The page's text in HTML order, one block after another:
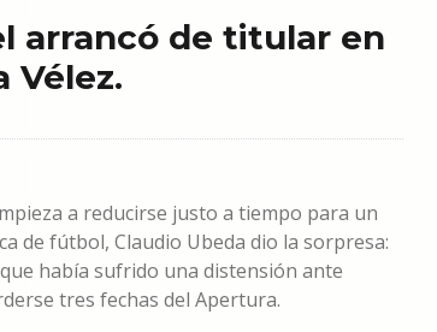
arrancó de titular en
Vélez.
a reducirse justo a tiempo para un
de fútbol, Claudio Ubeda dio la sorpresa:
había sufrido una distensión ante
tres fechas del Apertura.